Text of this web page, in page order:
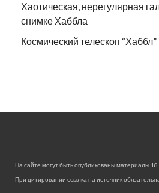
Хаотическая, нерегулярная
снимке Хаббла
Космический телескоп
На сайте могут быть опубликованы материалы
При цитировании ссылка на источник